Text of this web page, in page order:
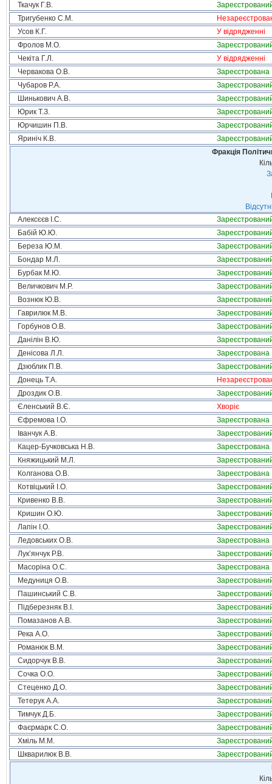
Ткачук Г.В.
Тригубенко С.М.
Усов К.Г.
У відрядженні
Фролов М.О.
Чекіта Г.Л.
У відрядженні
Червакова О.В.
Зареєстрована
Чубаров Р.А.
Шинькович А.В.
Юрик Т.З.
Юрчишин П.В.
Яриніч К.В.
Фракція
Алексєєв І.С.
Бабій Ю.Ю.
Береза Ю.М.
Бондар М.Л.
Бурбак М.Ю.
Величкович М.Р.
Вознюк Ю.В.
Гаврилюк М.В.
Горбунов О.В.
Данілін В.Ю.
Денісова Л.Л.
Зареєстрована
Дзюблик П.В.
Донець Т.А.
Дроздик О.В.
Єленський В.Є.
Хворіє
Єфремова І.О.
Зареєстрована
Іванчук А.В.
Кацер-Бучковська Н.В.
Зареєстрована
Княжицький М.Л.
Колганова О.В.
Зареєстрована
Котвіцький І.О.
Кривенко В.В.
Кришин О.Ю.
Лапін І.О.
Ледовських О.В.
Зареєстрована
Лук’янчук Р.В.
Масоріна О.С.
Зареєстрована
Медуниця О.В.
Пашинський С.В.
Підберезняк В.І.
Помазанов А.В.
Река А.О.
Романюк В.М.
Сидорчук В.В.
Сочка О.О.
Стеценко Д.О.
Тетерук А.А.
Тимчук Д.Б.
Фаєрмарк С.О.
Хміль М.М.
Шкварилюк В.В.